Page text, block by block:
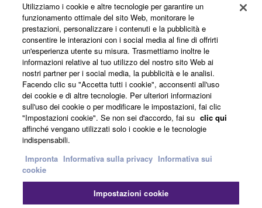
Informazioni su Yamaha
Italia - Italian
Affari
ContattiTermini di utilizzoInformativa sulla privacy
Utilizziamo i cookie e altre tecnologie per garantire un
funzionamento ottimale del sito Web, monitorare le
prestazioni, personalizzare i contenuti e la pubblicità e
consentire le interazioni con i social media al fine di offrirti
un'esperienza utente su misura. Trasmettiamo inoltre le
informazioni relative al tuo utilizzo del nostro sito Web ai
nostri partner per i social media, la pubblicità e le analisi.
Facendo clic su "Accetta tutti i cookie", acconsenti all'uso
dei cookie e di altre tecnologie. Per ulteriori informazioni
sull'uso dei cookie o per modificare le impostazioni, fai clic
"Impostazioni cookie". Se non sei d'accordo, fai su clic qui
affinché vengano utilizzati solo i cookie e le tecnologie
indispensabili.
Impronta Informativa sulla privacy Informativa sui
cookie
Impostazioni cookie